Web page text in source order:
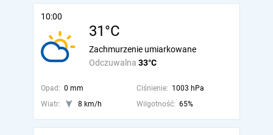
10:00
31°C
Odczuwalna 33°C
Zachmurzenie umiarkowane
Opad: 0 mm Ciśnienie: 1003 hPa
Wiatr:
8 km/h Wilgotność: 65%